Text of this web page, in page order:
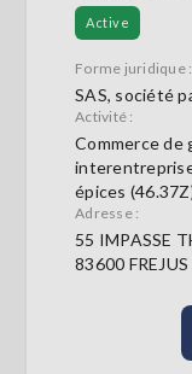
Se
connecter
S'abonner
Active
Forme juridique :
SAS, société
Activité :
Commerce de
épices
Adresse :
55 IMPASSE
83600 FREJUS